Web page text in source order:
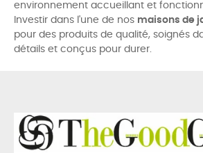
environnement accueillant et
Investir dans l'une de nos maisons de
pour des produits de qualité, soignés
détails et conçus pour durer.